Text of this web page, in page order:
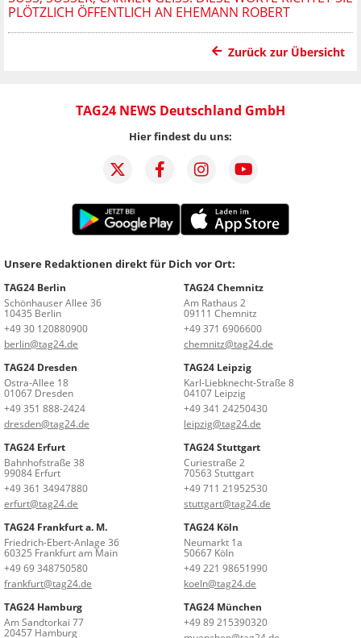
ÖTZLICH ÖFFENTLICH AN EHEMANN ROBERT
Zurück zur Übersicht
TAG24 NEWS Deutschland GmbH
Hier findest du uns:
Unsere Redaktionen direkt für Dich vor Ort:
TAG24 Berlin
Schönhauser Allee 36
10435 Berlin
+49 30 120880900
berlin@tag24.de
TAG24 Chemnitz
Am Rathaus 2
09111 Chemnitz
+49 371 6906600
chemnitz@tag24.de
TAG24 Dresden
Ostra-Allee 18
01067 Dresden
+49 351 888-2424
dresden@tag24.de
TAG24 Leipzig
Karl-Liebknecht-Straße 8
04107 Leipzig
+49 341 24250430
leipzig@tag24.de
TAG24 Erfurt
Bahnhofstraße 38
99084 Erfurt
+49 361 34947880
erfurt@tag24.de
TAG24 Stuttgart
Curiestraße 2
70563 Stuttgart
+49 711 21952530
stuttgart@tag24.de
TAG24 Frankfurt a. M.
Friedrich-Ebert-Anlage 36
60325 Frankfurt am Main
+49 69 348750580
frankfurt@tag24.de
TAG24 Köln
Neumarkt 1a
50667 Köln
+49 221 98651990
koeln@tag24.de
TAG24 Hamburg
Am Sandtorkai 77
20457 Hamburg
TAG24 München
+49 89 215390320